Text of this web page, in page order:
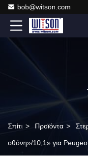
bob@witson.com
Σπίτι > Προϊόντα >
οθόνη»/10,1» για